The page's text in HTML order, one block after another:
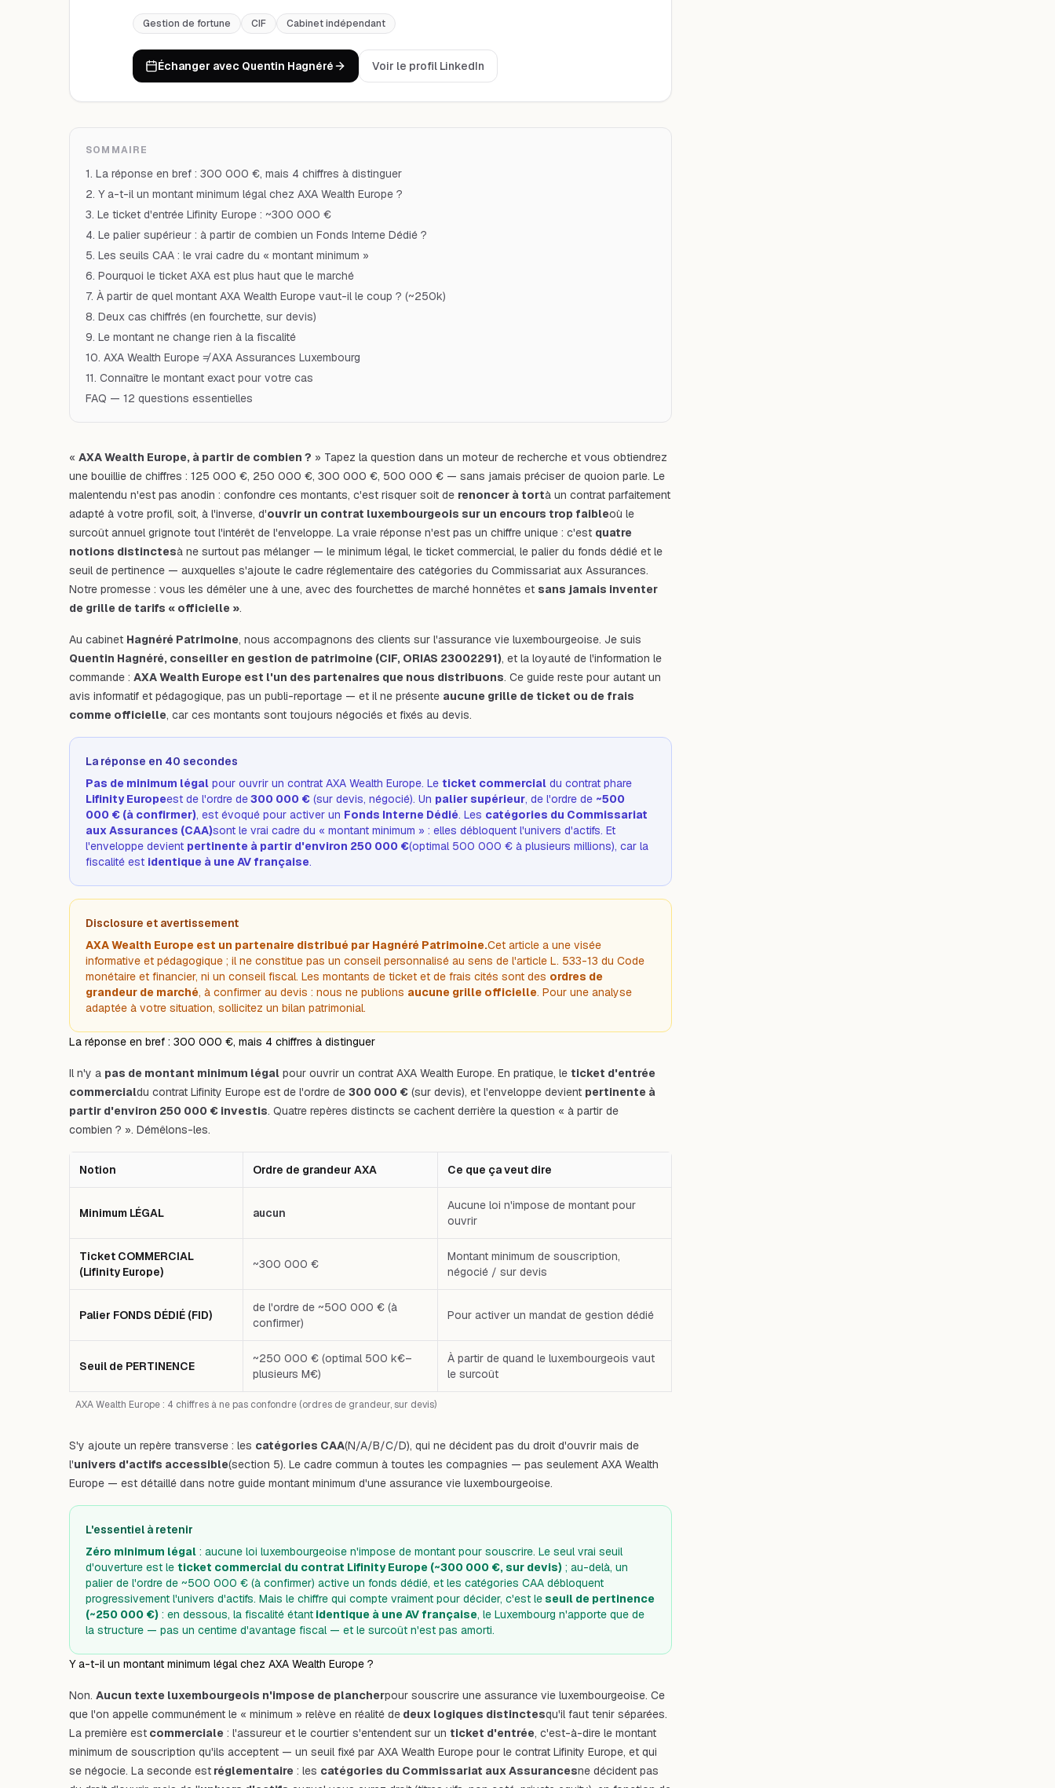
Gestion de fortune CIF Cabinet indépendant
Échanger avec Quentin Hagnéré Voir le profil LinkedIn
SOMMAIRE
1. La réponse en bref : 300 000 €, mais 4 chiffres à distinguer
2. Y a-t-il un montant minimum légal chez AXA Wealth Europe ?
3. Le ticket d'entrée Lifinity Europe : ~300 000 €
4. Le palier supérieur : à partir de combien un Fonds Interne Dédié ?
5. Les seuils CAA : le vrai cadre du « montant minimum »
6. Pourquoi le ticket AXA est plus haut que le marché
7. À partir de quel montant AXA Wealth Europe vaut-il le coup ? (~250k)
8. Deux cas chiffrés (en fourchette, sur devis)
9. Le montant ne change rien à la fiscalité
10. AXA Wealth Europe ≠ AXA Assurances Luxembourg
11. Connaître le montant exact pour votre cas
FAQ — 12 questions essentielles
« AXA Wealth Europe, à partir de combien ? » Tapez la question dans un moteur de recherche et vous obtiendrez
une bouillie de chiffres : 125 000 €, 250 000 €, 300 000 €, 500 000 € — sans jamais préciser de quoion parle. Le
malentendu n'est pas anodin : confondre ces montants, c'est risquer soit de renoncer à tortà un contrat parfaitement
adapté à votre profil, soit, à l'inverse, d'ouvrir un contrat luxembourgeois sur un encours trop faibleoù le
surcoût annuel grignote tout l'intérêt de l'enveloppe. La vraie réponse n'est pas un chiffre unique : c'est quatre
notions distinctesà ne surtout pas mélanger — le minimum légal, le ticket commercial, le palier du fonds dédié et le
seuil de pertinence — auxquelles s'ajoute le cadre réglementaire des catégories du Commissariat aux Assurances.
Notre promesse : vous les démêler une à une, avec des fourchettes de marché honnêtes et sans jamais inventer
de grille de tarifs « officielle ».
Au cabinet Hagnéré Patrimoine, nous accompagnons des clients sur l'assurance vie luxembourgeoise. Je suis
Quentin Hagnéré, conseiller en gestion de patrimoine (CIF, ORIAS 23002291), et la loyauté de l'information le
commande : AXA Wealth Europe est l'un des partenaires que nous distribuons. Ce guide reste pour autant un
avis informatif et pédagogique, pas un publi-reportage — et il ne présente aucune grille de ticket ou de frais
comme officielle, car ces montants sont toujours négociés et fixés au devis.
La réponse en 40 secondes
Pas de minimum légal pour ouvrir un contrat AXA Wealth Europe. Le ticket commercial du contrat phare
Lifinity Europeest de l'ordre de300 000 € (sur devis, négocié). Un palier supérieur, de l'ordre de ~500
000 € (à confirmer), est évoqué pour activer un Fonds Interne Dédié. Les catégories du Commissariat
aux Assurances (CAA)sont le vrai cadre du « montant minimum » : elles débloquent l'univers d'actifs. Et
l'enveloppe devient pertinente à partir d'environ 250 000 €(optimal 500 000 € à plusieurs millions), car la
fiscalité est identique à une AV française.
Disclosure et avertissement
AXA Wealth Europe est un partenaire distribué par Hagnéré Patrimoine.Cet article a une visée
informative et pédagogique ; il ne constitue pas un conseil personnalisé au sens de l'article L. 533-13 du Code
monétaire et financier, ni un conseil fiscal. Les montants de ticket et de frais cités sont des ordres de
grandeur de marché, à confirmer au devis : nous ne publions aucune grille officielle. Pour une analyse
adaptée à votre situation, sollicitez un bilan patrimonial.
La réponse en bref : 300 000 €, mais 4 chiffres à distinguer
Il n'y a pas de montant minimum légal pour ouvrir un contrat AXA Wealth Europe. En pratique, le ticket d'entrée
commercialdu contrat Lifinity Europe est de l'ordre de 300 000 € (sur devis), et l'enveloppe devient pertinente à
partir d'environ 250 000 € investis. Quatre repères distincts se cachent derrière la question « à partir de
combien ? ». Démêlons-les.
AXA Wealth Europe : 4 chiffres à ne pas confondre (ordres de grandeur, sur devis)
Notion Ordre de grandeur AXA Ce que ça veut dire
Minimum LÉGAL aucun
Aucune loi n'impose de montant pour
ouvrir
Ticket COMMERCIAL
(Lifinity Europe)
~300 000 €
Montant minimum de souscription,
négocié / sur devis
Palier FONDS DÉDIÉ (FID)
de l'ordre de ~500 000 € (à
confirmer)
Pour activer un mandat de gestion dédié
Seuil de PERTINENCE
~250 000 € (optimal 500 k€–
plusieurs M€)
À partir de quand le luxembourgeois vaut
le surcoût
S'y ajoute un repère transverse : les catégories CAA(N/A/B/C/D), qui ne décident pas du droit d'ouvrir mais de
l'univers d'actifs accessible(section 5). Le cadre commun à toutes les compagnies — pas seulement AXA Wealth
Europe — est détaillé dans notre guide montant minimum d'une assurance vie luxembourgeoise.
L'essentiel à retenir
Zéro minimum légal : aucune loi luxembourgeoise n'impose de montant pour souscrire. Le seul vrai seuil
d'ouverture est le ticket commercial du contrat Lifinity Europe (~300 000 €, sur devis) ; au-delà, un
palier de l'ordre de ~500 000 € (à confirmer) active un fonds dédié, et les catégories CAA débloquent
progressivement l'univers d'actifs. Mais le chiffre qui compte vraiment pour décider, c'est leseuil de pertinence
(~250 000 €) : en dessous, la fiscalité étant identique à une AV française, le Luxembourg n'apporte que de
la structure — pas un centime d'avantage fiscal — et le surcoût n'est pas amorti.
Y a-t-il un montant minimum légal chez AXA Wealth Europe ?
Non. Aucun texte luxembourgeois n'impose de plancherpour souscrire une assurance vie luxembourgeoise. Ce
que l'on appelle communément le « minimum » relève en réalité de deux logiques distinctesqu'il faut tenir séparées.
La première est commerciale : l'assureur et le courtier s'entendent sur un ticket d'entrée, c'est-à-dire le montant
minimum de souscription qu'ils acceptent — un seuil fixé par AXA Wealth Europe pour le contrat Lifinity Europe, et qui
se négocie. La seconde est réglementaire : les catégories du Commissariat aux Assurancesne décident pas